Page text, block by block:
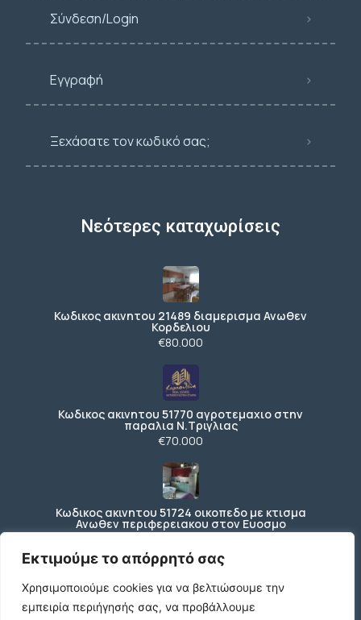
Εκτιμούμε το απόρρητό σας
Χρησιμοποιούμε cookies για να βελτιώσουμε την
εμπειρία περιήγησής σας, να προβάλλουμε
Σύνδεση/Login
Εγγραφή
Ξεχάσατε τον κωδικό σας;
Νεότερες καταχωρίσεις
Κωδικος ακινητου 21489 διαμερισμα Ανωθεν
Κορδελιου
€80.000
Κωδικος ακινητου 51770 αγροτεμαχιο στην
παραλια Ν.Τριγλιας
€70.000
Κωδικος ακινητου 51724 οικοπεδο με κτισμα
Ανωθεν περιφερειακου στον Ευοσμο
Ενοικιάζεται ισόγειο κατάστημα 200 τ.μ. με